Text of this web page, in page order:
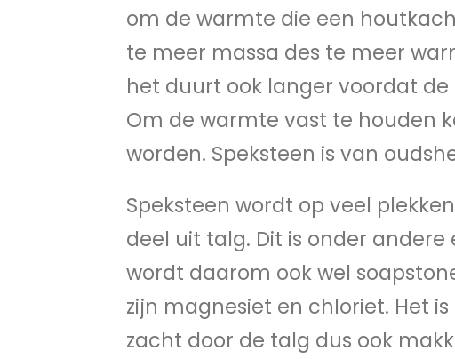
om de warmte die een
te meer massa des te meer
het duurt ook langer voordat
Om de warmte vast te houden
worden. Speksteen is van
Speksteen wordt op veel
deel uit talg. Dit is onder
wordt daarom ook wel
zijn magnesiet en chloriet. Het
zacht door de talg dus ook